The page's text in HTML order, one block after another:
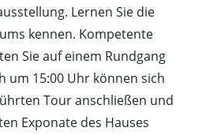
Lernen Sie die
kennen. Kompetente
Sie auf einem Rundgang
um 15:00 Uhr können sich
Tour anschließen und
Exponate des Hauses